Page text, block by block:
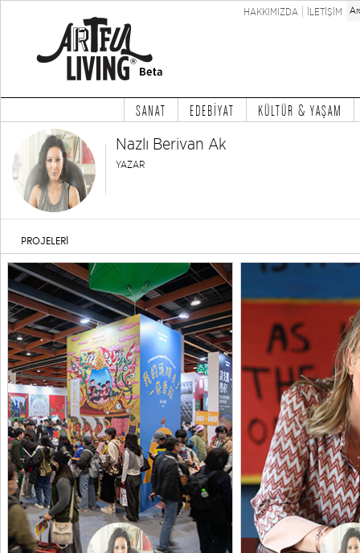
HAKKIMIZDA İLETİŞİM
SANAT EDEBİYAT KÜLTÜR & YAŞAM
Nazlı Berivan Ak
YAZAR
PROJELERİ